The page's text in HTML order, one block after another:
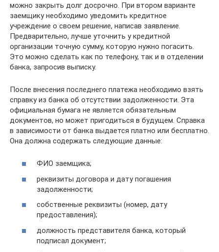
можно закрыть долг досрочно. При втором варианте
заемщику необходимо уведомить кредитное
учреждение о своем решение, написав заявление.
Предварительно, лучше уточнить у кредитной
организации точную сумму, которую нужно погасить.
Это можно сделать как по телефону, так и в отделении
банка, запросив выписку.
После внесения последнего платежа необходимо взять
справку из банка об отсутствии задолженности. Эта
официальная бумага не является обязательным
документов, но может пригодиться в будущем. Справка
в зависимости от банка выдается платно или бесплатно.
Она должна содержать следующие данные:
ФИО заемщика;
реквизиты договора и дату погашения
задолженности;
собственные реквизиты (номер, дату
предоставления);
должность представителя банка, который
подписал документ;